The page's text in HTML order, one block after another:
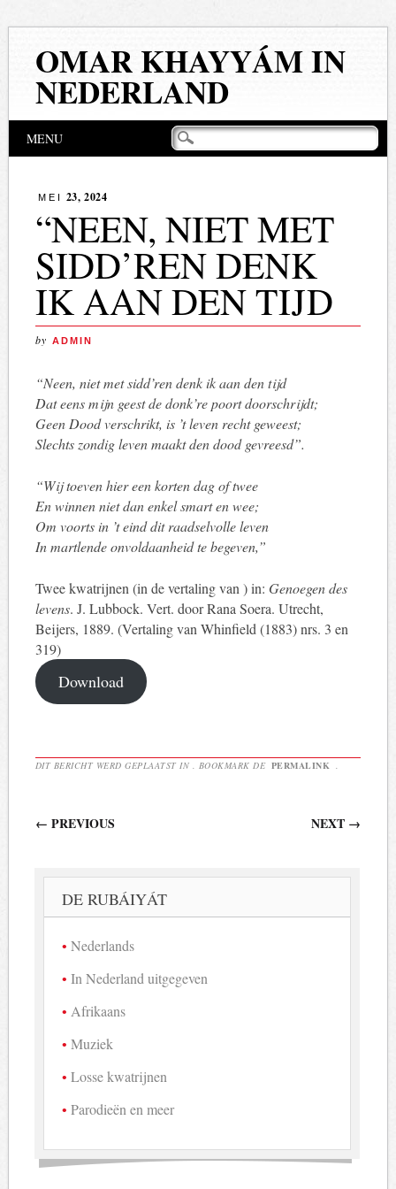
OMAR KHAYYÁM IN
NEDERLAND
Hoofdmenu
MENU
MEI 23, 2024
“NEEN, NIET MET
SIDD’REN DENK
IK AAN DEN TIJD
by ADMIN
“Neen, niet met sidd’ren denk ik aan den tijd
Dat eens mijn geest de donk’re poort doorschrijdt;
Geen Dood verschrikt, is ’t leven recht geweest;
Slechts zondig leven maakt den dood gevreesd”.
“Wij toeven hier een korten dag of twee
En winnen niet dan enkel smart en wee;
Om voorts in ’t eind dit raadselvolle leven
In martlende onvoldaanheid te begeven,”
Twee kwatrijnen (in de vertaling van ) in: Genoegen des
levens. J. Lubbock. Vert. door Rana Soera. Utrecht,
Beijers, 1889. (Vertaling van Whinfield (1883) nrs. 3 en
319)
Download
DIT BERICHT WERD GEPLAATST IN . BOOKMARK DE PERMALINK
Berichtnavigatie
← PREVIOUS NEXT →
DE RUBÁIYÁT
Nederlands
In Nederland uitgegeven
Afrikaans
Muziek
Losse kwatrijnen
Parodieën en meer